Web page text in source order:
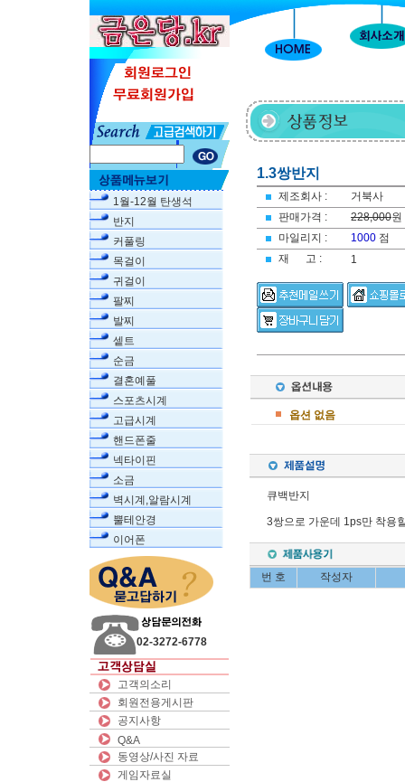
1월-12월 탄생석
반지
커풀링
목걸이
귀걸이
팔찌
발찌
셑트
순금
결혼예풀
스포츠시계
고급시계
핸드폰줄
넥타이핀
소금
벽시계,알람시계
뿔테안경
이어폰
02-3272-6778
고객의소리
회원전용게시판
공지사항
Q&A
동영상/사진 자료
게임자료실
1.3쌍반지
제조회사 :
거북사
판매가격 :
228,000
마일리지 :
1000 점
재 고 :
1
옵션 없음
큐백반지
3쌍으로 가운데 1ps만 착용
번 호 작성자